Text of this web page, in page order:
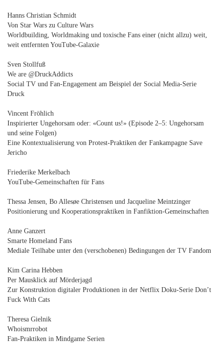
Hanns Christian Schmidt
Von Star Wars zu Culture Wars
Worldbuilding, Worldmaking und toxische Fans einer (nicht allzu) weit,
weit entfernten YouTube-Galaxie
Sven Stollfuß
We are @DruckAddicts
Social TV und Fan-Engagement am Beispiel der Social Media-Serie
Druck
Vincent Fröhlich
Inspirierter Ungehorsam oder: «Count us!» (Episode 2–5: Ungehorsam
und seine Folgen)
Eine Kontextualisierung von Protest-Praktiken der Fankampagne Save
Jericho
Friederike Merkelbach
YouTube-Gemeinschaften für Fans
Thessa Jensen, Bo Allesøe Christensen und Jacqueline Meintzinger
Positionierung und Kooperationspraktiken in Fanfiktion-Gemeinschaften
Anne Ganzert
Smarte Homeland Fans
Mediale Teilhabe unter den (verschobenen) Bedingungen der TV Fandom
Kim Carina Hebben
Per Mausklick auf Mörderjagd
Zur Konstruktion digitaler Produktionen in der Netflix Doku-Serie Don’t
Fuck With Cats
Theresa Gielnik
Whoismrrobot
Fan-Praktiken in Mindgame Serien